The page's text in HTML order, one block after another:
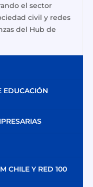
el sector
civil y redes
del Hub de
EDUCACIÓN
CHILE Y RED 100